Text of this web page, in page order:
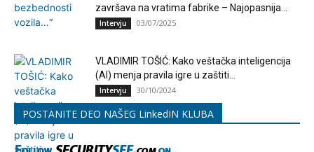
završava na vratima fabrike – Najopasnija...
Intervju 03/07/2025
VLADIMIR TOŠIĆ: Kako veštačka inteligencija
(AI) menja pravila igre u zaštiti...
Intervju 30/10/2024
POSTANITE DEO NAŠEG LinkedIN KLUBA